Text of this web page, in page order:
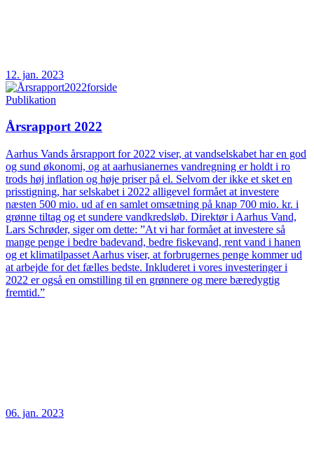
12. jan. 2023
Publikation
Årsrapport 2022
Aarhus Vands årsrapport for 2022 viser, at vandselskabet har en god
og sund økonomi, og at aarhusianernes vandregning er holdt i ro
trods høj inflation og høje priser på el. Selvom der ikke et sket en
prisstigning, har selskabet i 2022 alligevel formået at investere
næsten 500 mio. ud af en samlet omsætning på knap 700 mio. kr. i
grønne tiltag og et sundere vandkredsløb. Direktør i Aarhus Vand,
Lars Schrøder, siger om dette: ”At vi har formået at investere så
mange penge i bedre badevand, bedre fiskevand, rent vand i hanen
og et klimatilpasset Aarhus viser, at forbrugernes penge kommer ud
at arbejde for det fælles bedste. Inkluderet i vores investeringer i
2022 er også en omstilling til en grønnere og mere bæredygtig
fremtid.”
06. jan. 2023